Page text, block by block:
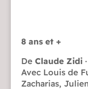
8 ans et +
De Claude Zidi
Avec Louis de
Zacharias,